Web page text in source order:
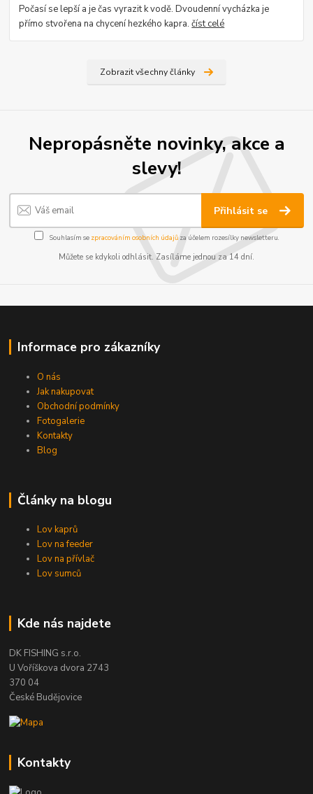
Počasí se lepší a je čas vyrazit k vodě. Dvoudenní vycházka je
přímo stvořena na chycení hezkého kapra.číst celé
Zobrazit všechny články
Nepropásněte novinky, akce a
slevy!
Přihlásit se
Souhlasím se zpracováním osobních údajůza účelem rozesílky newsletteru.
Můžete se kdykoli odhlásit. Zasíláme jednou za 14 dní.
Informace pro zákazníky
O nás
Jak nakupovat
Obchodní podmínky
Fotogalerie
Kontakty
Blog
Články na blogu
Lov kaprů
Lov na feeder
Lov na přívlač
Lov sumců
Kde nás najdete
DK FISHING s.r.o.
U Voříškova dvora 2743
370 04
České Budějovice
Kontakty